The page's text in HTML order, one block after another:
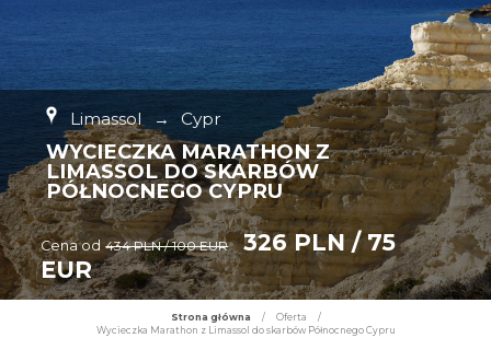
Limassol → Cypr
WYCIECZKA MARATHON Z
LIMASSOL DO SKARBÓW
PÓŁNOCNEGO CYPRU
Cena od 434 PLN / 100 EUR
326 PLN / 75
EUR
Strona główna / Oferta
/
Wycieczka Marathon z Limassol do skarbów Północnego Cypru